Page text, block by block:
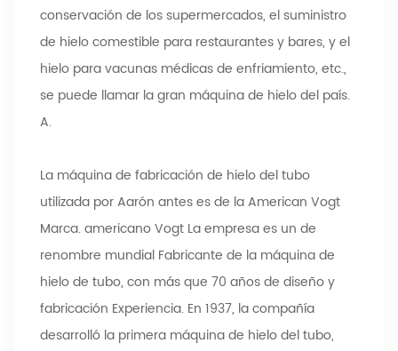
conservación de los supermercados, el suministro
de hielo comestible para restaurantes y bares, y el
hielo para vacunas médicas de enfriamiento, etc.,
se puede llamar la gran máquina de hielo del país.
A.
La máquina de fabricación de hielo del tubo
utilizada por Aarón antes es de la American Vogt
Marca. americano Vogt La empresa es un de
renombre mundial Fabricante de la máquina de
hielo de tubo, con más que 70 años de diseño y
fabricación Experiencia. En 1937, la compañía
desarrolló la primera máquina de hielo del tubo,